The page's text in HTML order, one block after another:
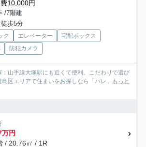
10,000円
/7階建
歩5分
ク エレベーター
宅配ボックス
防犯カメラ
山手線大塚駅にも近くて便利。こだわりで選び
区エリアで住まいをお探しなら「パレ... もっと
万円
/ 20.76㎡ / 1R